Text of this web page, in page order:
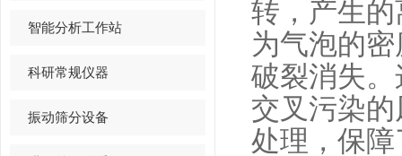
智能分析工作站
科研常规仪器
振动筛分设备
转，产生
为气泡的
破裂消失
交叉污染
处理，保